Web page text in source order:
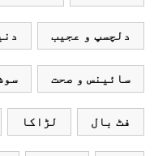
دلچسپ و عجیب
سائینس و صحت
فٹ بال لڑاکا